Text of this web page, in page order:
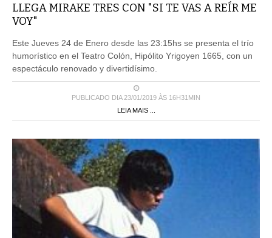
LLEGA MIRAKE TRES CON "SI TE VAS A REÍR ME
VOY"
Este Jueves 24 de Enero desde las 23:15hs se presenta el trío
humorístico en el Teatro Colón, Hipólito Yrigoyen 1665, con un
espectáculo renovado y divertidísimo.
PUBLICADO DIA 23/01/2019 ÀS 16H31MIN
LEIA MAIS ...